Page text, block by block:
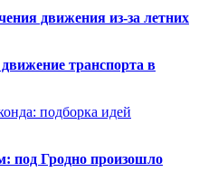
движения из-за летних
транспорта в
подборка идей
под Гродно произошло